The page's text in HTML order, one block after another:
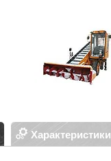
Характеристики